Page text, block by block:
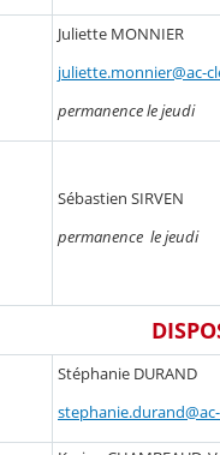
Juliette MONNIER
juliette.monnier@ac-
permanence le jeudi
Sébastien SIRVEN
permanence le jeudi
Stéphanie DURAND